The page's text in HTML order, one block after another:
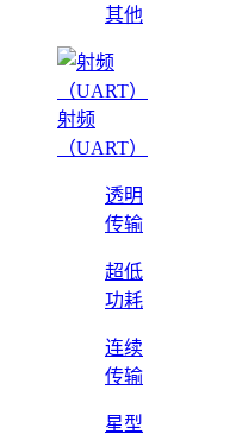
其他
射频
（UART）
透明
传输
超低
功耗
连续
传输
星型